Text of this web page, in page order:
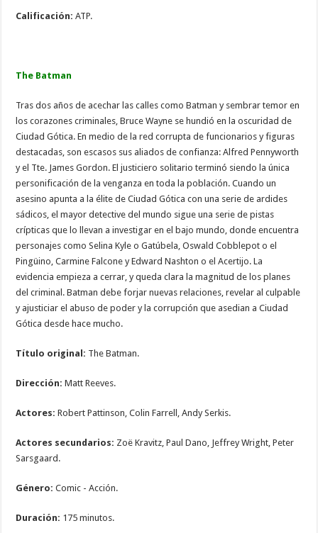
Calificación: ATP.
The Batman
Tras dos años de acechar las calles como Batman y sembrar temor en
los corazones criminales, Bruce Wayne se hundió en la oscuridad de
Ciudad Gótica. En medio de la red corrupta de funcionarios y figuras
destacadas, son escasos sus aliados de confianza: Alfred Pennyworth
y el Tte. James Gordon. El justiciero solitario terminó siendo la única
personificación de la venganza en toda la población. Cuando un
asesino apunta a la élite de Ciudad Gótica con una serie de ardides
sádicos, el mayor detective del mundo sigue una serie de pistas
crípticas que lo llevan a investigar en el bajo mundo, donde encuentra
personajes como Selina Kyle o Gatúbela, Oswald Cobblepot o el
Pingüino, Carmine Falcone y Edward Nashton o el Acertijo. La
evidencia empieza a cerrar, y queda clara la magnitud de los planes
del criminal. Batman debe forjar nuevas relaciones, revelar al culpable
y ajusticiar el abuso de poder y la corrupción que asedian a Ciudad
Gótica desde hace mucho.
Título original: The Batman.
Dirección: Matt Reeves.
Actores: Robert Pattinson, Colin Farrell, Andy Serkis.
Actores secundarios: Zoë Kravitz, Paul Dano, Jeffrey Wright, Peter
Sarsgaard.
Género: Comic - Acción.
Duración: 175 minutos.